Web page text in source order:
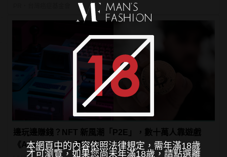
本網頁中的內容依照法律規定，需年滿18歲
才可瀏覽，如果您尚未年滿18歲，請點選離
邊玩邊賺錢？NFT 新風潮「P2E」，數十萬人靠遊戲
《Axie Infinity》賺生活費！？